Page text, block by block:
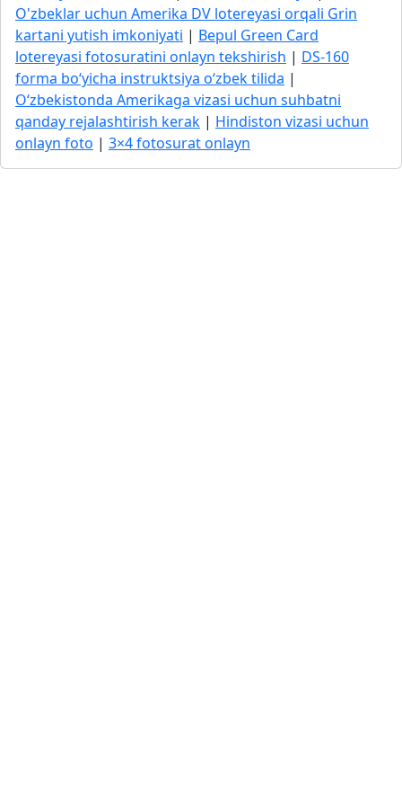
O'zbeklar uchun Amerika DV lotereyasi orqali Grin
kartani yutish imkoniyati | Bepul Green Card
lotereyasi fotosuratini onlayn tekshirish | DS-160
forma bo‘yicha instruktsiya o‘zbek tilida |
O‘zbekistonda Amerikaga vizasi uchun suhbatni
qanday rejalashtirish kerak | Hindiston vizasi uchun
onlayn foto | 3×4 fotosurat onlayn